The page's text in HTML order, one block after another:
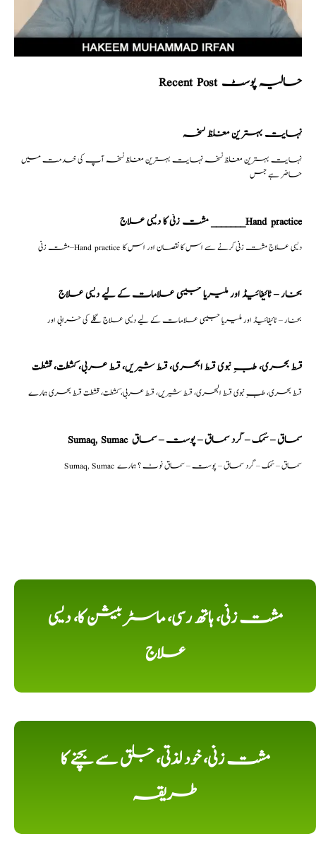
Recent Post حالیہ پوسٹ
نہایت بہترین مغلظ نسخہ
نہایت بہترین مغلظ نسخہ نہایت بہترین مغلظ نسخہ آپ کی خدمت میں
حاضر ہے جس
مشت زنی کا دیسی علاج _______Hand practice
مشت زنی–Hand practice دیسی علاج مشت زنی کرنے سے اس کا نقصان اور اس کا
بخار – ٹائیفائیڈ اور ملیریا جیسی علامات کے لیے دیسی علاج
بخار – ٹائیفائیڈ اور ملیریا جیسی علامات کے لیے دیسی علاج گلے کی خرابی اور
قسط بحری، طبِ نبوی قسط البحری، قسط شیریں، قسط عربی، كشطت، قشطت
قسط بحری، طبِ نبوی قسط البحری، قسط شیریں، قسط عربی، كشطت، قشطت قسط بحری ہمارے
Sumaq, Sumac سماق – سُمک – گرد سماق – پوست – سماق
Sumaq, Sumac سماق – سُمک – گرد سماق – پوست – سماق نوٹ ؟ ہمارے
مشت زنی، ہاتھ رسی، ماسٹر بیشن کا، دیسی
علاج
مشت زنی، خود لذتی، جلق سے بچنے کا
طریقہ